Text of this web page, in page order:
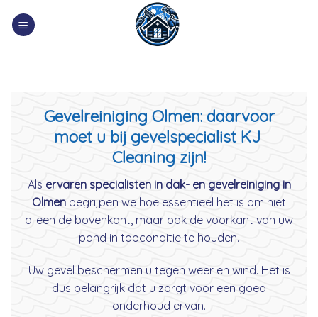
Gevelreiniging Olmen: daarvoor
moet u bij gevelspecialist KJ
Cleaning zijn!
Als ervaren specialisten in dak- en gevelreiniging in
Olmen begrijpen we hoe essentieel het is om niet
alleen de bovenkant, maar ook de voorkant van uw
pand in topconditie te houden.
Uw gevel beschermen u tegen weer en wind. Het is
dus belangrijk dat u zorgt voor een goed
onderhoud ervan.